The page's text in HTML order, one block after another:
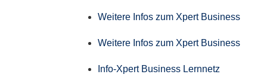
Weitere Infos zum Xpert Business
Weitere Infos zum Xpert Business
Info-Xpert Business Lernnetz